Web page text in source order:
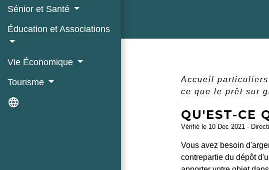
Sénior et Santé
Éducation et Associations
Vie Économique
Tourisme
language
Accueil particuliers
ce que le prêt sur
QU'EST-CE
Vérifié le 10 Dec 2021 -
Vous avez besoin
contrepartie du dépôt